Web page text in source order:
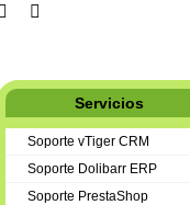
Servicios
Soporte vTiger CRM
Soporte Dolibarr ERP
Soporte PrestaShop